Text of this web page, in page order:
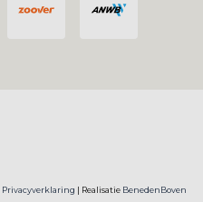
Privacyverklaring | Realisatie BenedenBoven